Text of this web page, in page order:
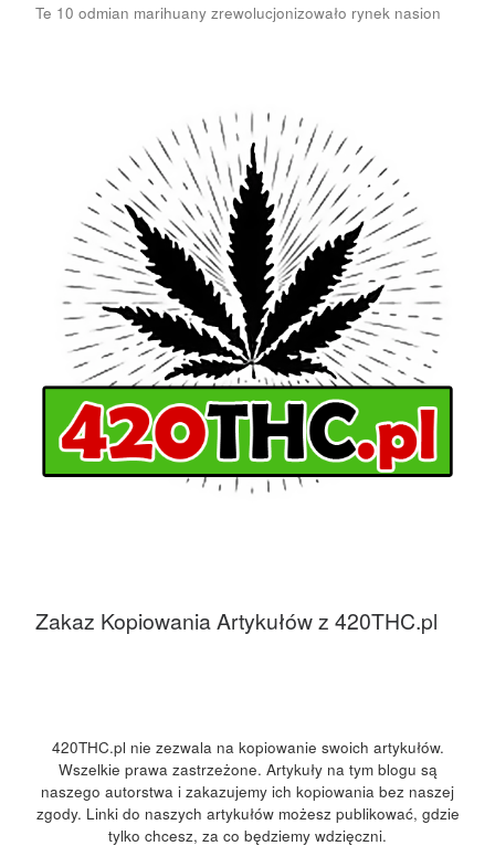
Te 10 odmian marihuany zrewolucjonizowało rynek nasion
Zakaz Kopiowania Artykułów z 420THC.pl
420THC.pl nie zezwala na kopiowanie swoich artykułów.
Wszelkie prawa zastrzeżone. Artykuły na tym blogu są
naszego autorstwa i zakazujemy ich kopiowania bez naszej
zgody. Linki do naszych artykułów możesz publikować, gdzie
tylko chcesz, za co będziemy wdzięczni.